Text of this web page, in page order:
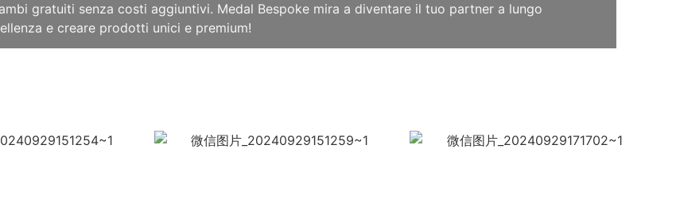
gratuiti senza costi aggiuntivi. Medal Bespoke mira a diventare il tuo partner a lungo
e creare prodotti unici e premium!